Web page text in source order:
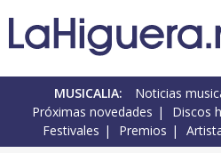
MUSICALIA: Noticias
Próximas novedades
Discos
Festivales
Premios